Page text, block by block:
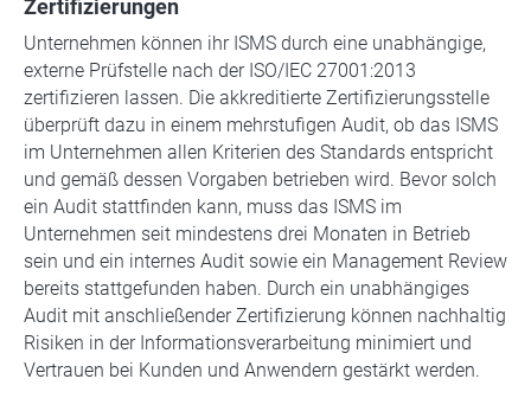
Zertifizierungen
Unternehmen können ihr ISMS durch eine unabhängige,
externe Prüfstelle nach der ISO/IEC 27001:2013
zertifizieren lassen. Die akkreditierte Zertifizierungsstelle
überprüft dazu in einem mehrstufigen Audit, ob das ISMS
im Unternehmen allen Kriterien des Standards entspricht
und gemäß dessen Vorgaben betrieben wird. Bevor solch
ein Audit stattfinden kann, muss das ISMS im
Unternehmen seit mindestens drei Monaten in Betrieb
sein und ein internes Audit sowie ein Management Review
bereits stattgefunden haben. Durch ein unabhängiges
Audit mit anschließender Zertifizierung können nachhaltig
Risiken in der Informationsverarbeitung minimiert und
Vertrauen bei Kunden und Anwendern gestärkt werden.